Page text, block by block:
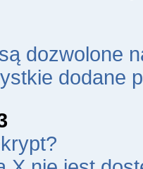
dozwolone
dodane